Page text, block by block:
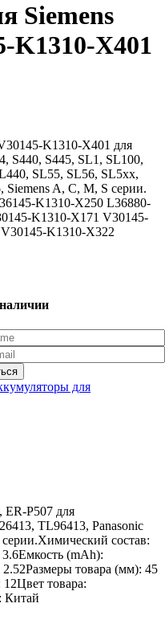
Siemens
K1310-X401
K1310-X401 для
S440, S445, SL1, SL100,
SL55, SL56, SL5xx,
A, C, M, S серии.
K1310-X250 L36880-
K1310-X171 V30145-
K1310-X322
для
ER-P507 для
TL96413, Panasonic
состав:
(mAh):
товара (мм): 45
товара:
Китай